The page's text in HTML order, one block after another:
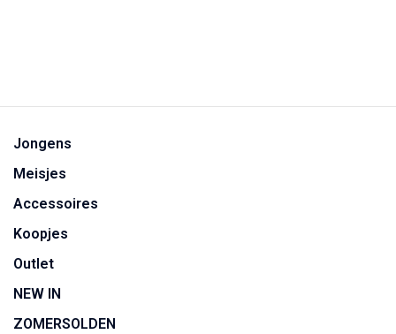
Jongens
Meisjes
Accessoires
Koopjes
Outlet
NEW IN
ZOMERSOLDEN